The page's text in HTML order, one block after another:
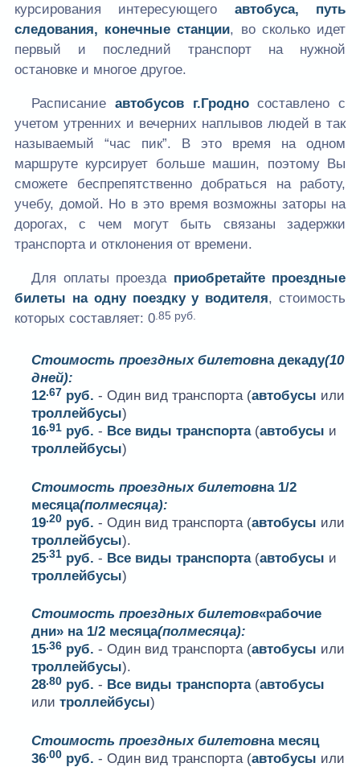
курсирования интересующего автобуса, путь
следования, конечные станции, во сколько идет
первый и последний транспорт на нужной
остановке и многое другое.
Расписание автобусов г.Гродносоставлено с
учетом утренних и вечерних наплывов людей в так
называемый “час пик”. В это время на одном
маршруте курсирует больше машин, поэтому Вы
сможете беспрепятственно добраться на работу,
учебу, домой. Но в это время возможны заторы на
дорогах, с чем могут быть связаны задержки
транспорта и отклонения от времени.
Для оплаты проезда приобретайте проездные
билеты на одну поездку у водителя, стоимость
которых составляет: 0 .85 руб.
Стоимость проездных билетовна декаду(10
дней):
12.67 руб. - Один вид транспорта (автобусы или
троллейбусы)
16.91 руб. - Все виды транспорта(автобусы и
троллейбусы)
Стоимость проездных билетовна 1/2
месяца(полмесяца):
19.20 руб. - Один вид транспорта (автобусы или
троллейбусы).
25.31 руб. - Все виды транспорта(автобусы и
троллейбусы)
Стоимость проездных билетов«рабочие
дни» на 1/2 месяца(полмесяца):
15.36 руб. - Один вид транспорта (автобусы или
троллейбусы).
28.80 руб. - Все виды транспорта(автобусы
илитроллейбусы)
Стоимость проездных билетовна месяц
36.00 руб. - Один вид транспорта (автобусы или